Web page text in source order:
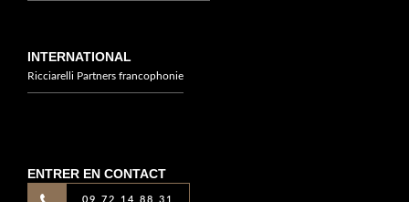
INTERNATIONAL
Ricciarelli Partners francophonie
ENTRER EN CONTACT
09 72 14 88 31